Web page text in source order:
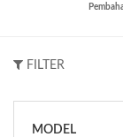
FILTER
MODEL